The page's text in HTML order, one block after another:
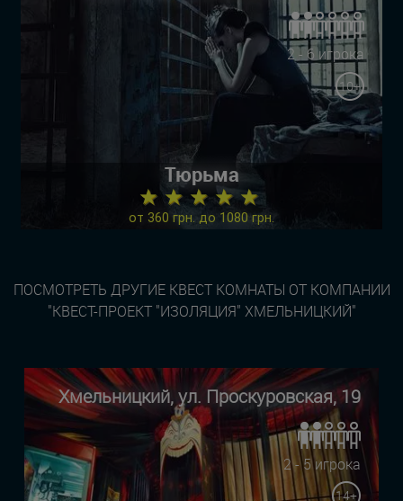
2 - 6 игрока
10+
Тюрьма
★ ★ ★ ★ ★
от 360 грн. до 1080 грн.
ПОСМОТРЕТЬ ДРУГИЕ КВЕСТ КОМНАТЫ ОТ КОМПАНИИ
"КВЕСТ-ПРОЕКТ "ИЗОЛЯЦИЯ" ХМЕЛЬНИЦКИЙ"
Хмельницкий, ул. Проскуровская, 19
2 - 5 игрока
14+